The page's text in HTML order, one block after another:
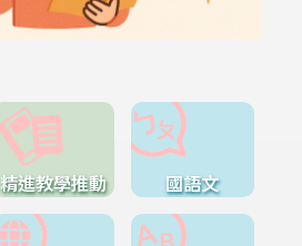
精進教學推動 國語文